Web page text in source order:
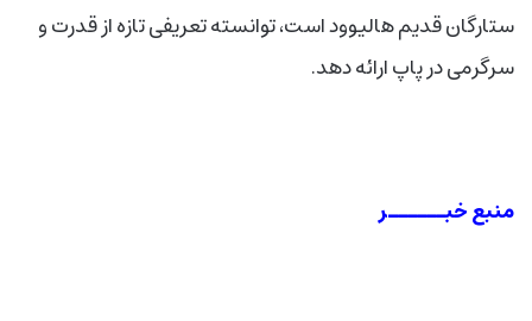
ستارگان قدیم هالیوود است، توانسته تعریفی تازه از قدرت و
سرگرمی در پاپ ارائه دهد.
منبع خبــــــر